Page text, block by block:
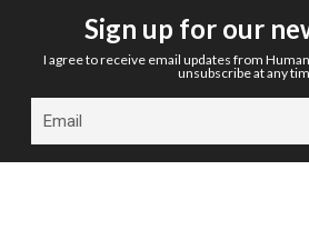
Sign up for our
I agree to receive email updates from
unsubscribe at any